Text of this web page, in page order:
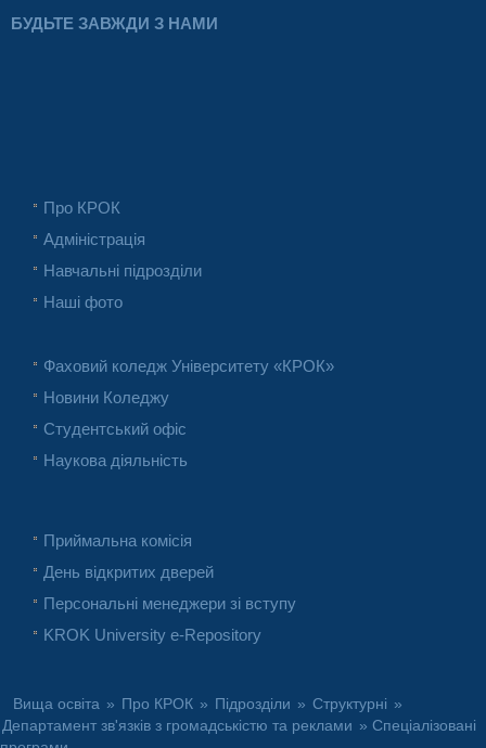
БУДЬТЕ ЗАВЖДИ З НАМИ
Про КРОК
Адміністрація
Навчальні підрозділи
Наші фото
Фаховий коледж Університету «КРОК»
Новини Коледжу
Студентський офіс
Наукова діяльність
Приймальна комісія
День відкритих дверей
Персональні менеджери зі вступу
KROK University e-Repository
Вища освіта » Про КРОК » Підрозділи » Структурні »
Департамент зв'язків з громадськістю та реклами » Спеціалізовані